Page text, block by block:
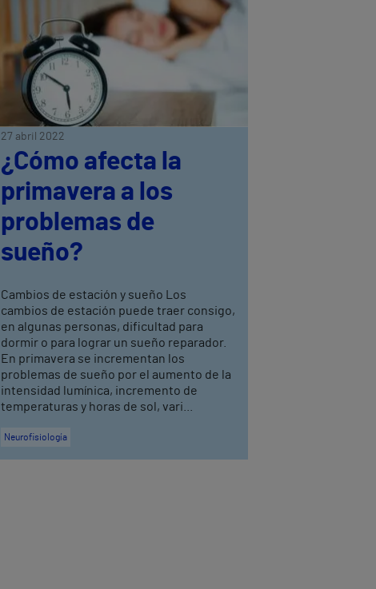
27 abril 2022
¿Cómo afecta la
primavera a los
problemas de
sueño?
Cambios de estación y sueño Los
cambios de estación puede traer consigo,
en algunas personas, dificultad para
dormir o para lograr un sueño reparador.
En primavera se incrementan los
problemas de sueño por el aumento de la
intensidad lumínica, incremento de
temperaturas y horas de sol, vari...
Neurofisiología